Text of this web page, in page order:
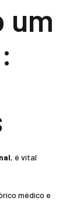
um
, é vital
médico e